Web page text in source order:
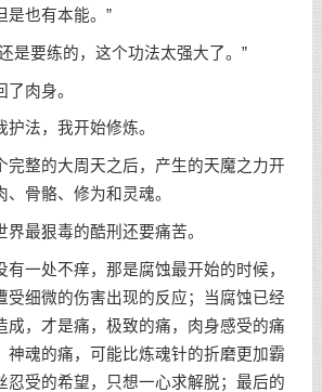
是也有本能。”
要练的，这个功法太强大了。”
肉身。
法，我开始修炼。
整的大周天之后，产生的天魔之力开
骨骼、修为和灵魂。
最狠毒的酷刑还要痛苦。
一处不痒，那是腐蚀最开始的时候，
受细微的伤害出现的反应；当腐蚀已经
成，才是痛，极致的痛，肉身感受的痛
神魂的痛，可能比炼魂针的折磨更加霸
忍受的希望，只想一心求解脱；最后的